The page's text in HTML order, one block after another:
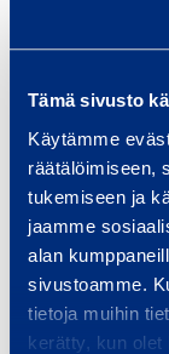
Tämä sivusto
Käytämme
räätälöimiseen,
tukemiseen ja
jaamme
alan
sivustoamme.
tietoja muihin
kerätty, kun olet